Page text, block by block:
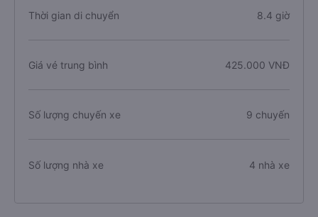
Thời gian di chuyển 8.4 giờ
Giá vé trung bình 425.000 VNĐ
Số lượng chuyến xe 9 chuyến
Số lượng nhà xe 4 nhà xe